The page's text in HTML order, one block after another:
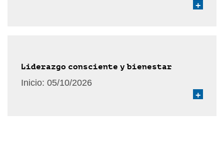
+
Liderazgo consciente y bienestar
Inicio: 05/10/2026
+